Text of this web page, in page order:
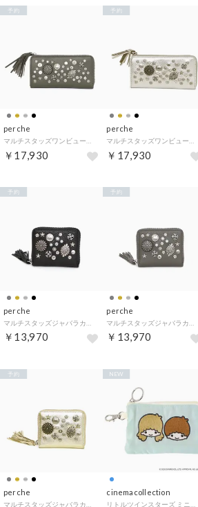
perche
￥17,930
予約
perche
￥17,930
予約
perche
￥13,970
予約
perche
￥13,970
予約
perche
予約
cinemacollection
NEW